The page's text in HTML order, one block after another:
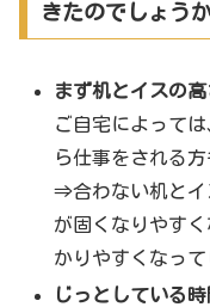
きたのでしょう
まず机とイスの
ご自宅によって
ら仕事をされる
⇒合わない机とイ
が固くなりやす
かりやすくなって
じっとしている